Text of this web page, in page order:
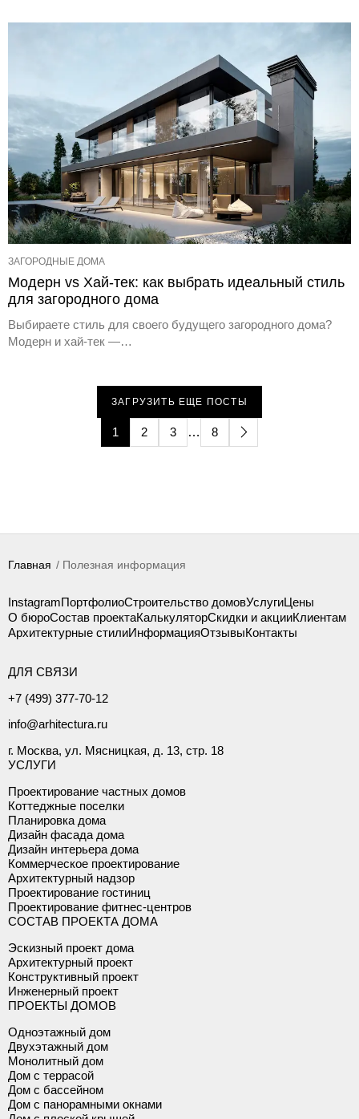
ЗАГОРОДНЫЕ ДОМА
Модерн vs Хай-тек: как выбрать идеальный стиль
для загородного дома
Выбираете стиль для своего будущего загородного дома?
Модерн и хай-тек —…
ЗАГРУЗИТЬ ЕЩЕ ПОСТЫ
1 2 3 … 8
Главная Полезная информация
InstagramПортфолиоСтроительство домовУслугиЦены
О бюроСостав проектаКалькуляторСкидки и акцииКлиентам
Архитектурные стилиИнформацияОтзывыКонтакты
ДЛЯ СВЯЗИ
+7 (499) 377-70-12
info@arhitectura.ru
г. Москва, ул. Мясницкая, д. 13, стр. 18
УСЛУГИ
Проектирование частных домов
Коттеджные поселки
Планировка дома
Дизайн фасада дома
Дизайн интерьера дома
Коммерческое проектирование
Архитектурный надзор
Проектирование гостиниц
Проектирование фитнес-центров
СОСТАВ ПРОЕКТА ДОМА
Эскизный проект дома
Архитектурный проект
Конструктивный проект
Инженерный проект
ПРОЕКТЫ ДОМОВ
Одноэтажный дом
Двухэтажный дом
Монолитный дом
Дом с террасой
Дом с бассейном
Дом с панорамными окнами